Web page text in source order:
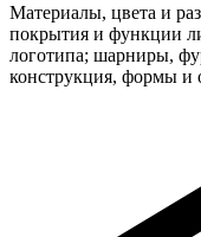
Материалы, цвета и
покрытия и функции
логотипа; шарниры,
конструкция, формы и